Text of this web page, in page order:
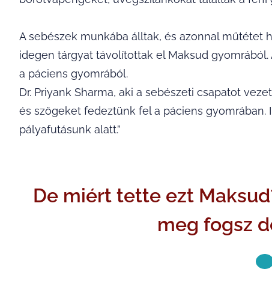
A sebészek munkába álltak, és azonnal műtétet
idegen tárgyat távolítottak el Maksud
a páciens gyomrából.
Dr. Priyank Sharma, aki a sebészeti csapatot
és szögeket fedeztünk fel a páciens
pályafutásunk alatt.”
De miért tette ezt
meg fogsz